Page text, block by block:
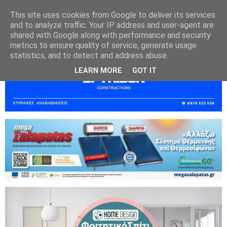
This site uses cookies from Google to deliver its services
and to analyze traffic. Your IP address and user-agent are
shared with Google along with performance and security
metrics to ensure quality of service, generate usage
statistics, and to detect and address abuse.
LEARN MORE GOT IT